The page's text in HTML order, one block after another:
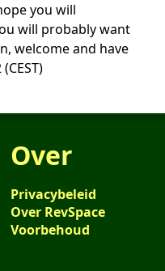
you will
will probably want
welcome and have
Over
Privacybeleid
Over RevSpace
Voorbehoud